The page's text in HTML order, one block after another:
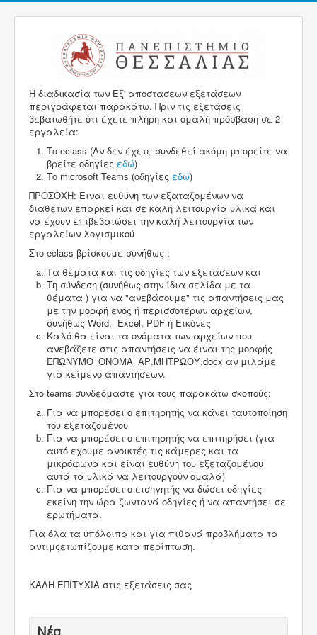
Η διαδικασία των Εξ' αποστασεων εξετάσεων
περιγράφεται παρακάτω. Πριν τις εξετάσεις
βεβαιωθήτε ότι έχετε πλήρη και ομαλή πρόσβαση σε 2
εργαλεία:
Το eclass (Αν δεν έχετε συνδεθεί ακόμη μπορείτε να
βρείτε οδηγίες εδώ)
Το microsoft Teams (οδηγίες εδώ)
ΠΡΟΣΟΧΗ: Ειναι ευθύνη των εξαταζομένων να
διαθέτων επαρκεί και σε καλή λειτουργία υλικά και
να έχουν επιβεβαιώσει την καλή λειτουργία των
εργαλείων λογισμικού
Στο eclass βρίσκουμε συνήθως :
Τα θέματα και τις οδηγίες των εξετάσεων και
Τη σύνδεση (συνήθως στην ίδια σελίδα με τα
θέματα ) για να "ανεβάσουμε" τις απαντήσεις μας
με την μορφή ενός ή περισσοτέρων αρχείων,
συνήθως Word, Excel, PDF ή Εικόνες
Καλό θα είναι τα ονόματα των αρχείων που
ανεβάζετε στις απαντήσεις να έιναι της μορφής
ΕΠΩΝΥΜΟ_ΟΝΟΜΑ_ΑΡ.ΜΗΤΡΩΟΥ.docx αν μιλάμε
για κείμενο απαντήσεων.
Στο teams συνδεόμαστε για τους παρακάτω σκοπούς:
Για να μπορέσει ο επιτηρητής να κάνει ταυτοποίηση
του εξεταζομένου
Για να μπορέσει ο επιτηρητής να επιτηρήσει (για
αυτό εχουμε ανοικτές τις κάμερες και τα
μικρόφωνα και είναι ευθύνη του εξεταζομένου
αυτά τα υλικά να λειτουργούν ομαλά)
Για να μπορέσει ο εισηγητής να δώσει οδηγίες
εκείνη την ώρα ζωντανά οδηγίες ή να απαντήσει σε
ερωτήματα.
Για όλα τα υπόλοιπα και για πιθανά προβλήματα τα
αντιμςετωπίζουμε κατα περίπτωση.
ΚΑΛΗ ΕΠΙΤΥΧΙΑ στις εξετάσεις σας
Νέα